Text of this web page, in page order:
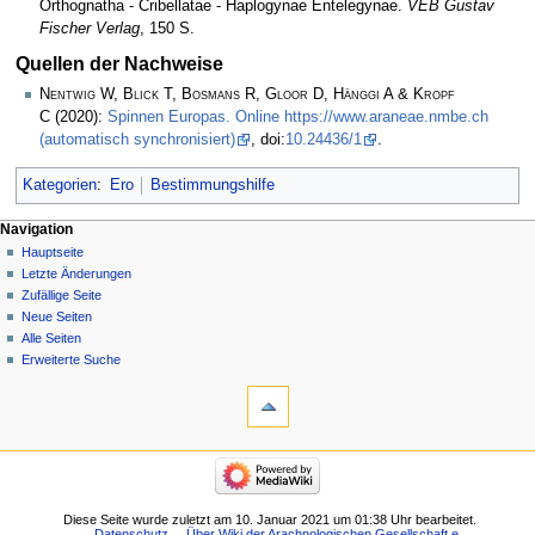
Orthognatha - Cribellatae - Haplogynae Entelegynae. VEB Gustav
Fischer Verlag, 150 S.
Quellen der Nachweise
Nentwig W, Blick T, Bosmans R, Gloor D, Hänggi A & Kropf
C (2020): Spinnen Europas. Online https://www.araneae.nmbe.ch
(automatisch synchronisiert)
, doi:10.24436/1 .
Kategorien: Ero Bestimmungshilfe
Navigation
Hauptseite
Letzte Änderungen
Zufällige Seite
Neue Seiten
Alle Seiten
Erweiterte Suche
Diese Seite wurde zuletzt am 10. Januar 2021 um 01:38 Uhr bearbeitet.